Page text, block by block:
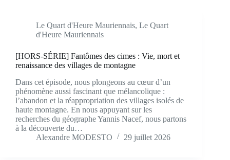
Le Quart d'Heure Mauriennais, Le Quart
d'Heure Mauriennais
[HORS-SÉRIE] Fantômes des cimes : Vie, mort et
renaissance des villages de montagne
Dans cet épisode, nous plongeons au cœur d’un
phénomène aussi fascinant que mélancolique :
l’abandon et la réappropriation des villages isolés de
haute montagne. En nous appuyant sur les
recherches du géographe Yannis Nacef, nous partons
à la découverte du…
Alexandre MODESTO
29 juillet 2026